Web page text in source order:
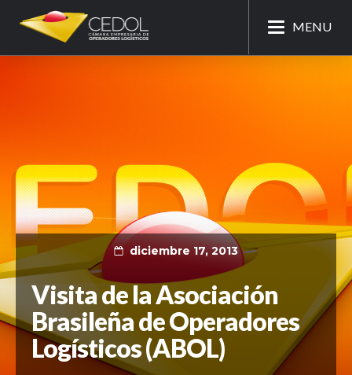
MENU
diciembre 17, 2013
Visita de la Asociación
Brasileña de Operadores
Logísticos (ABOL)